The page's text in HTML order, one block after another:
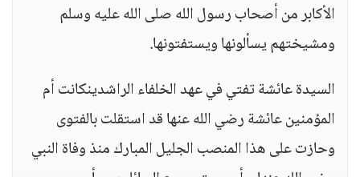
الأكابر من أصحاب رسول الله صلى الله عليه وسلم
ومشيختهم يسألونها ويستفتونها.
السيدة عائشة تفتي في عهد الخلفاء الراشدينكانت أم
المؤمنين عائشة رضي الله عنها قد استقلت بالفتوى
وحازت على هذا المنصب الجليل المبارك منذ وفاة النبي